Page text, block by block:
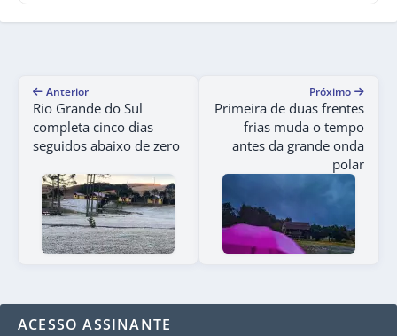
Anterior
Rio Grande do Sul
completa cinco dias
seguidos abaixo de zero
Próximo
Primeira de duas frentes
frias muda o tempo
antes da grande onda
polar
ACESSO ASSINANTE